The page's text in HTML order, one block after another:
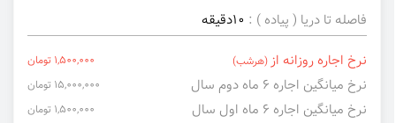
فاصله تا دریا ( پیاده ) : 10دقیقه
نرخ اجاره روزانه از (هرشب) 1,500,000 تومان
نرخ میانگین اجاره ۶ ماه دوم سال 15,000,000 تومان
نرخ میانگین اجاره ۶ ماه اول سال 1,500,000 تومان